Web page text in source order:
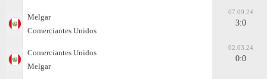
Melgar
Comerciantes Unidos
07.09.24
3:0
Comerciantes Unidos
Melgar
02.03.24
0:0